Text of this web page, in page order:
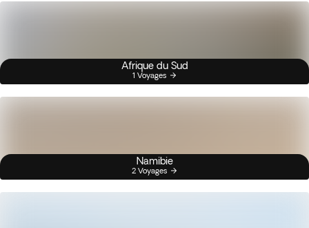
Afrique du Sud
1 Voyages
Namibie
2 Voyages